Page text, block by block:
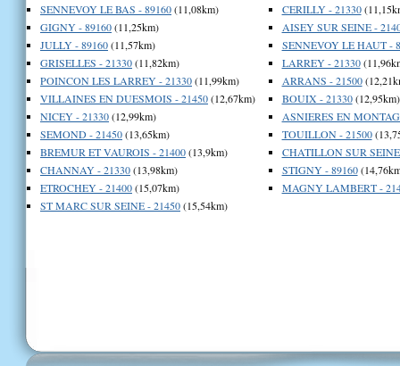
SENNEVOY LE BAS - 89160(11,08km)
GIGNY - 89160(11,25km)
JULLY - 89160(11,57km)
GRISELLES - 21330(11,82km)
POINCON LES LARREY - 21330(11,99km)
VILLAINES EN DUESMOIS - 21450(12,67km)
NICEY - 21330(12,99km)
SEMOND - 21450(13,65km)
BREMUR ET VAUROIS - 21400(13,9km)
CHANNAY - 21330(13,98km)
ETROCHEY - 21400(15,07km)
ST MARC SUR SEINE - 21450(15,54km)
CERILLY - 21330
AISEY SUR SEINE -
SENNEVOY LE HAUT -
LARREY - 21330
ARRANS - 21500
BOUIX - 21330(12,95km)
ASNIERES EN
TOUILLON - 21500
CHATILLON SUR
STIGNY - 89160
MAGNY LAMBERT -